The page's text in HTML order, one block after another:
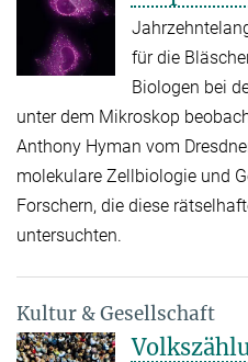
für die
Biologen bei
unter dem Mikroskop
Anthony Hyman vom
molekulare Zellbiologie und
Forschern, die diese
untersuchten.
Kultur & Gesellschaft